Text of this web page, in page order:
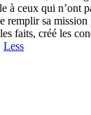
à ceux qui n’ont
remplir sa mission
faits, créé les
Less